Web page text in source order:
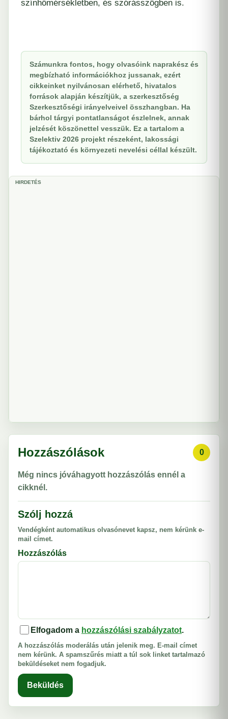
színhőmérsékletben, és szórásszögben is.
Számunkra fontos, hogy olvasóink naprakész és
megbízható információkhoz jussanak, ezért
cikkeinket nyilvánosan elérhető, hivatalos
források alapján készítjük, a szerkesztőség
Szerkesztőségi irányelveivel összhangban. Ha
bárhol tárgyi pontatlanságot észlelnek, annak
jelzését köszönettel vesszük. Ez a tartalom a
Szelektiv 2026 projekt részeként, lakossági
tájékoztató és környezeti nevelési céllal készült.
HIRDETÉS
Hozzászólások 0
Még nincs jóváhagyott hozzászólás ennél a
cikknél.
Szólj hozzá
Vendégként automatikus olvasónevet kapsz, nem kérünk e-
mail címet.
Hozzászólás
Elfogadom a hozzászólási szabályzatot.
A hozzászólás moderálás után jelenik meg. E-mail címet
nem kérünk. A spamszűrés miatt a túl sok linket tartalmazó
beküldéseket nem fogadjuk.
Beküldés